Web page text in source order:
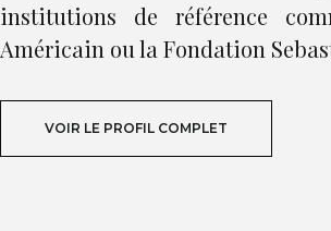
institutions de référence
Américain ou la Fondation
VOIR LE PROFIL COMPLET